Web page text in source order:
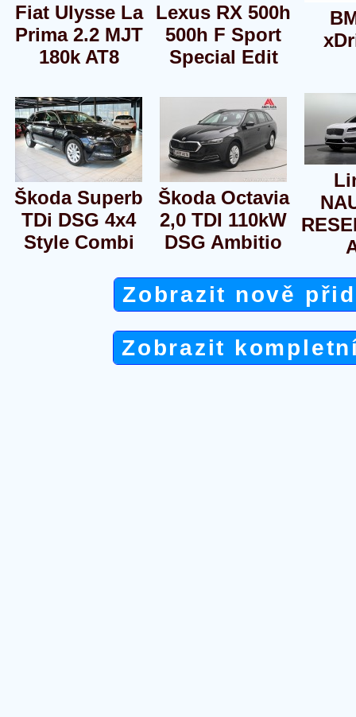
Fiat Ulysse La
Prima 2.2 MJT
180k AT8
Lexus RX 500h
500h F Sport
Special Edit
Škoda Superb
TDi DSG 4x4
Style Combi
Škoda Octavia
2,0 TDI 110kW
DSG Ambitio
Zobrazit nově
Zobrazit